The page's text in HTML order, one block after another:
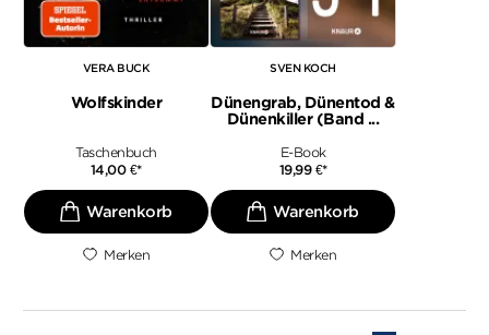
VERA BUCK
Wolfskinder
Taschenbuch
14,00 €*
Merken
SVEN KOCH
Dünengrab, Dünentod &
Dünenkiller (Band ...
E-Book
19,99 €*
Merken